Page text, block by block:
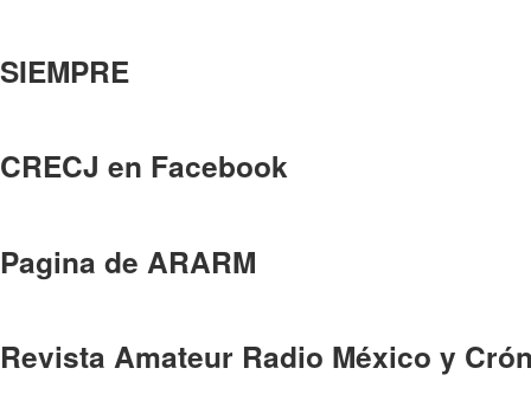
SIEMPRE
CRECJ en Facebook
Pagina de ARARM
Revista Amateur Radio México y